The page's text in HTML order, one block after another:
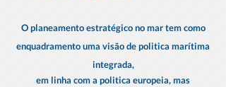
O planeamento estratégico no mar tem como
enquadramento uma visão de politica marítima
integrada,
em linha com a politica europeia, mas